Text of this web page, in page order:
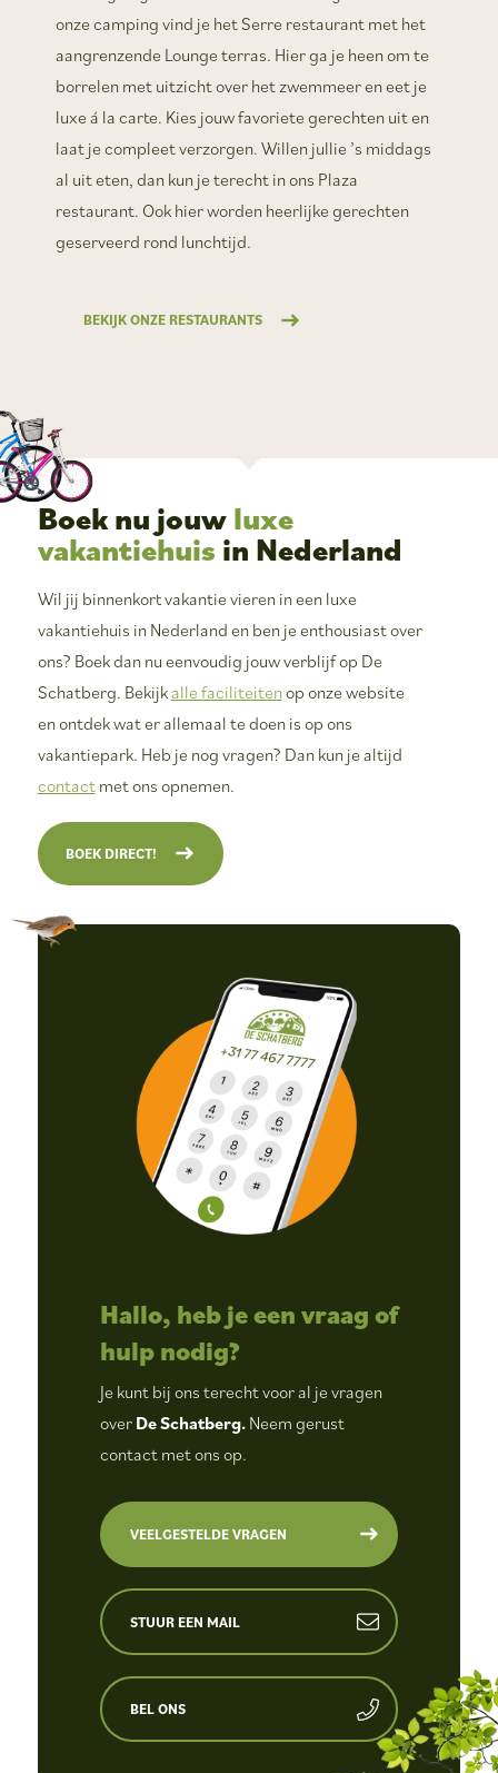
onze camping vind je het Serre restaurant met het
aangrenzende Lounge terras. Hier ga je heen om te
borrelen met uitzicht over het zwemmeer en eet je
luxe á la carte. Kies jouw favoriete gerechten uit en
laat je compleet verzorgen. Willen jullie ’s middags
al uit eten, dan kun je terecht in ons Plaza
restaurant. Ook hier worden heerlijke gerechten
geserveerd rond lunchtijd.
BEKIJK ONZE RESTAURANTS
Boek nu jouwluxe
vakantiehuis in Nederland
Wil jij binnenkort vakantie vieren in een luxe
vakantiehuis in Nederland en ben je enthousiast over
ons? Boek dan nu eenvoudig jouw verblijf op De
Schatberg. Bekijkalle faciliteiten op onze website
en ontdek wat er allemaal te doen is op ons
vakantiepark. Heb je nog vragen? Dan kun je altijd
contactmet ons opnemen.
BOEK DIRECT!
Hallo, heb je een vraag of
hulp nodig?
Je kunt bij ons terecht voor al je vragen
overDe Schatberg. Neem gerust
contact met ons op.
VEELGESTELDE VRAGEN
STUUR EEN MAIL
BEL ONS